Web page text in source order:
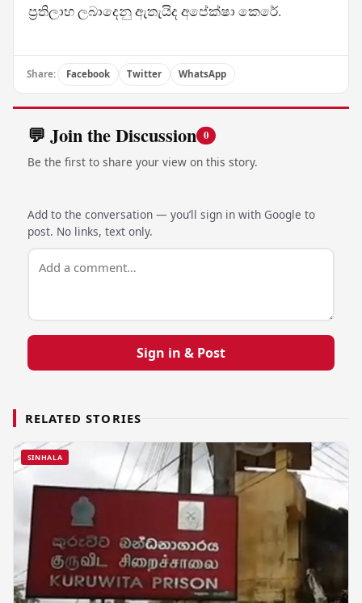
ප්‍රතිලාභ ලබාදෙනු ඇතැයිද අපේක්ෂා කෙරේ.
Share: Facebook Twitter WhatsApp
💬 Join the Discussion 0
Be the first to share your view on this story.
Add to the conversation — you’ll sign in with Google to
post. No links, text only.
Sign in & Post
RELATED STORIES
SINHALA